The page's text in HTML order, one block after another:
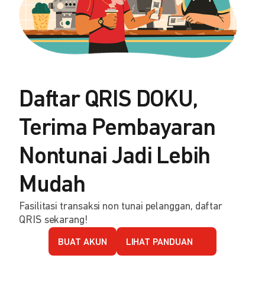
Daftar QRIS DOKU,
Terima Pembayaran
Nontunai Jadi Lebih
Mudah
Fasilitasi transaksi non tunai pelanggan, daftar
QRIS sekarang!
BUAT AKUN LIHAT PANDUAN